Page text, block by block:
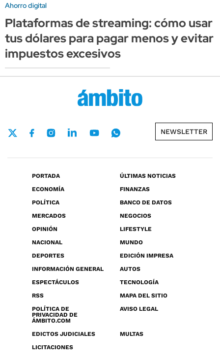
Ahorro digital
Plataformas de streaming: cómo usar
tus dólares para pagar menos y evitar
impuestos excesivos
NEWSLETTER
PORTADA
ÚLTIMAS NOTICIAS
ECONOMÍA
FINANZAS
POLÍTICA
BANCO DE DATOS
MERCADOS
NEGOCIOS
OPINIÓN
LIFESTYLE
NACIONAL
MUNDO
DEPORTES
EDICIÓN IMPRESA
INFORMACIÓN GENERAL
AUTOS
ESPECTÁCULOS
TECNOLOGÍA
RSS
MAPA DEL SITIO
POLÍTICA DE
PRIVACIDAD DE
ÁMBITO.COM
AVISO LEGAL
EDICTOS JUDICIALES
MULTAS
LICITACIONES